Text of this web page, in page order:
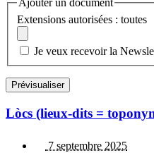
Ajouter un document
Extensions autorisées : toutes
Je veux recevoir la
Lòcs (lieux-dits =
7 septembre 2025